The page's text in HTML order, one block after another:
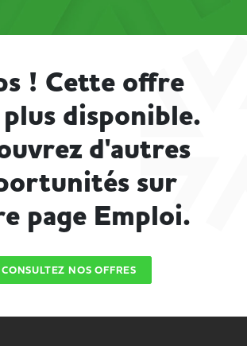
! Cette offre
disponible.
d'autres
sur
page Emploi.
CONSULTEZ NOS OFFRES